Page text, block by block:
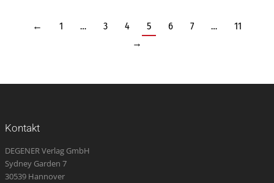
← 1 … 3 4 5 6 7 …
11
→
Kontakt
DEGENER Verlag GmbH
Sydney Garden 7
30539 Hannover